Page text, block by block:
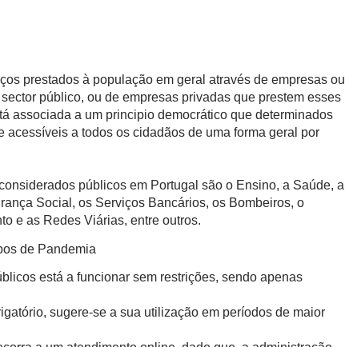
prestados à população em geral através de empresas ou
público, ou de empresas privadas que prestem esses
associada a um principio democrático que determinados
acessíveis a todos os cidadãos de uma forma geral por
públicos em Portugal são o Ensino, a Saúde, a
Social, os Serviços Bancários, os Bombeiros, o
e as Redes Viárias, entre outros.
de Pandemia
está a funcionar sem restrições, sendo apenas
sugere-se a sua utilização em períodos de maior